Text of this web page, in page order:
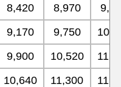
8,420 8,970
9,170 9,750
9,900 10,520
10,640 11,300